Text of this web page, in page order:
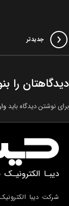
جدیدتر
دیدگاهتان را
برای نوشتن دیدگاه باید
شرکت دیبا